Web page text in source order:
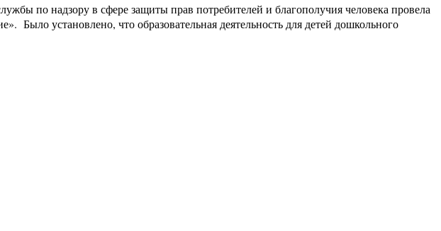
по надзору в сфере защиты прав потребителей и благополучия человека провела
Было установлено, что образовательная деятельность для детей дошкольного